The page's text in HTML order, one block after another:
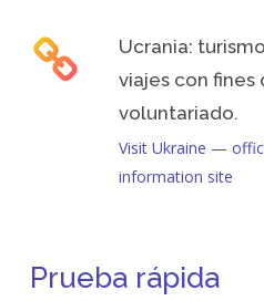
Ucrania:
viajes con fines
voluntariado.
Visit Ukraine —
information site
Prueba rápida